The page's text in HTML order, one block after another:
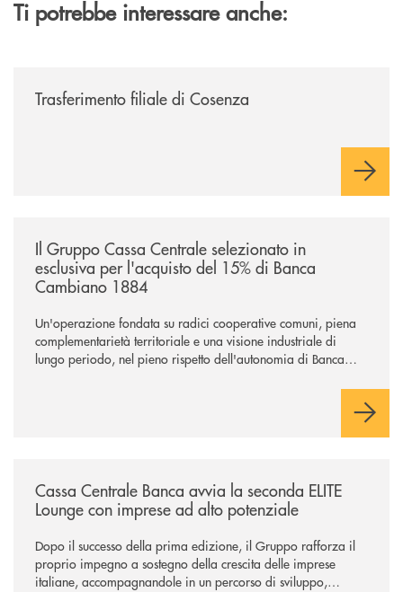
Ti potrebbe interessare anche:
Trasferimento filiale di Cosenza
Il Gruppo Cassa Centrale selezionato in
esclusiva per l'acquisto del 15% di Banca
Cambiano 1884
Un'operazione fondata su radici cooperative comuni, piena
complementarietà territoriale e una visione industriale di
lungo periodo, nel pieno rispetto dell'autonomia di Banca
negoziazione esclusiva per la finalizzazione dell’operazione.
Cassa Centrale Banca avvia la seconda ELITE
Lounge con imprese ad alto potenziale
Dopo il successo della prima edizione, il Gruppo rafforza il
proprio impegno a sostegno della crescita delle imprese
italiane, accompagnandole in un percorso di sviluppo,